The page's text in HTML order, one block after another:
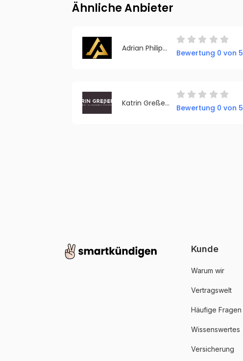
Ähnliche Anbieter
Adrian Philipp Consulting
Bewertung 0 von 5
Katrin Greßer Management | Leadership | Coaching
Bewertung 0 von 5
Kunde
Warum wir
Vertragswelt
Häufige Fragen
Wissenswertes
Versicherung